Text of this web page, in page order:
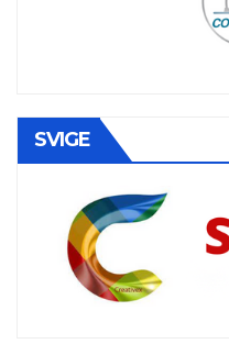
SVIGE